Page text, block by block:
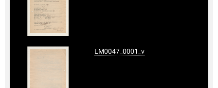
LM0047_0001_v